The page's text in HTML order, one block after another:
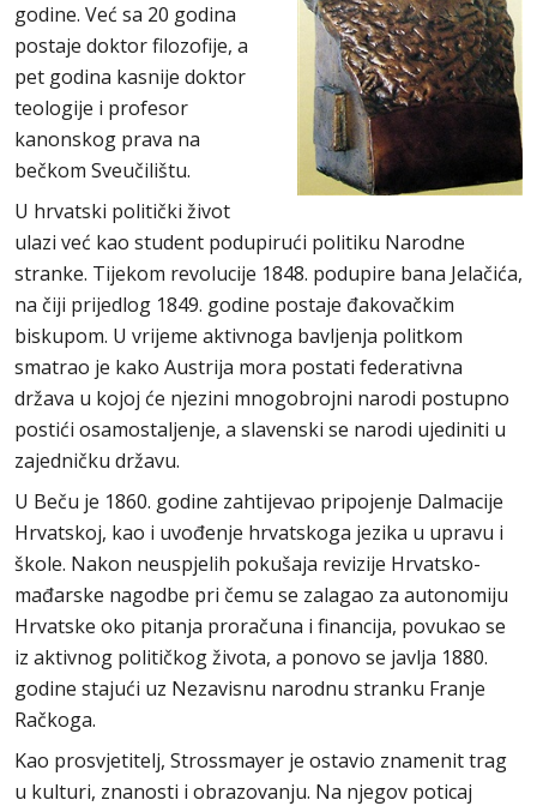
godine. Već sa 20 godina
postaje doktor filozofije, a
pet godina kasnije doktor
teologije i profesor
kanonskog prava na
bečkom Sveučilištu.
U hrvatski politički život
ulazi već kao student podupirući politiku Narodne
stranke. Tijekom revolucije 1848. podupire bana Jelačića,
na čiji prijedlog 1849. godine postaje đakovačkim
biskupom. U vrijeme aktivnoga bavljenja politkom
smatrao je kako Austrija mora postati federativna
država u kojoj će njezini mnogobrojni narodi postupno
postići osamostaljenje, a slavenski se narodi ujediniti u
zajedničku državu.
U Beču je 1860. godine zahtijevao pripojenje Dalmacije
Hrvatskoj, kao i uvođenje hrvatskoga jezika u upravu i
škole. Nakon neuspjelih pokušaja revizije Hrvatsko-
mađarske nagodbe pri čemu se zalagao za autonomiju
Hrvatske oko pitanja proračuna i financija, povukao se
iz aktivnog političkog života, a ponovo se javlja 1880.
godine stajući uz Nezavisnu narodnu stranku Franje
Račkoga.
Kao prosvjetitelj, Strossmayer je ostavio znamenit trag
u kulturi, znanosti i obrazovanju. Na njegov poticaj